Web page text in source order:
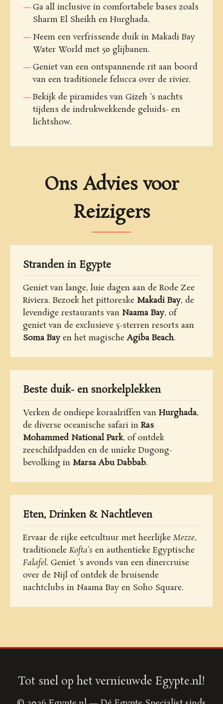
Ga all inclusive in comfortabele bases zoals
Sharm El Sheikh en Hurghada.
Neem een verfrissende duik in Makadi Bay
Water World met 50 glijbanen.
Geniet van een ontspannende rit aan boord
van een traditionele felucca over de rivier.
Bekijk de piramides van Gizeh 's nachts
tijdens de indrukwekkende geluids- en
lichtshow.
Ons Advies voor
Reizigers
Stranden in Egypte
Geniet van lange, luie dagen aan de Rode Zee
Riviera. Bezoek het pittoreske Makadi Bay, de
levendige restaurants van Naama Bay, of
geniet van de exclusieve 5-sterren resorts aan
Soma Bay en het magischeAgiba Beach.
Beste duik- en snorkelplekken
Verken de ondiepe koraalriffen van Hurghada,
de diverse oceanische safari in Ras
Mohammed National Park, of ontdek
zeeschildpadden en de unieke Dugong-
bevolking in Marsa Abu Dabbab.
Eten, Drinken & Nachtleven
Ervaar de rijke eetcultuur met heerlijke Mezze,
traditionele Kofta's en authentieke Egyptische
Falafel. Geniet 's avonds van een dinercruise
over de Nijl of ontdek de bruisende
nachtclubs in Naama Bay en Soho Square.
Tot snel op het vernieuwde Egypte.nl!